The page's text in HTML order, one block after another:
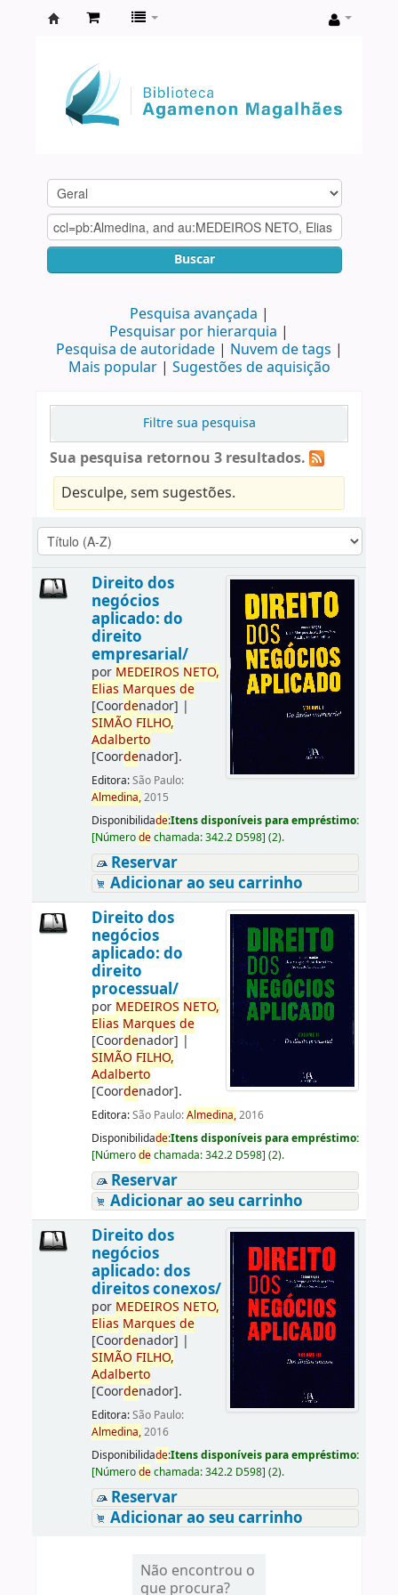
Agamenon
Magalhães
Buscar
Pesquisa avançada
Pesquisar por hierarquia
Pesquisa de autoridade
Nuvem de tags
Mais popular
Sugestões de aquisição
Filtre sua pesquisa
Sua pesquisa retornou 3 resultados.
Desculpe, sem sugestões.
Direito dos
negócios
aplicado: do
direito
empresarial/
por MEDEIROS NETO,
Elias Marques de
[Coordenador] |
SIMÃO FILHO,
Adalberto
[Coordenador].
Editora:São Paulo:
Almedina,2015
Disponibilidade:Itens disponíveis para empréstimo:
[Númerodechamada:342.2 D598] (2).
Reservar
Adicionar ao seu carrinho
Direito dos
negócios
aplicado: do
direito
processual/
por MEDEIROS NETO,
Elias Marques de
[Coordenador] |
SIMÃO FILHO,
Adalberto
[Coordenador].
Editora:São Paulo:Almedina,2016
Disponibilidade:Itens disponíveis para empréstimo:
[Númerodechamada:342.2 D598] (2).
Reservar
Adicionar ao seu carrinho
Direito dos
negócios
aplicado: dos
direitos conexos/
por MEDEIROS NETO,
Elias Marques de
[Coordenador] |
SIMÃO FILHO,
Adalberto
[Coordenador].
Editora:São Paulo:
Almedina,2016
Disponibilidade:Itens disponíveis para empréstimo:
[Númerodechamada:342.2 D598] (2).
Reservar
Adicionar ao seu carrinho
Não encontrou o
que procura?